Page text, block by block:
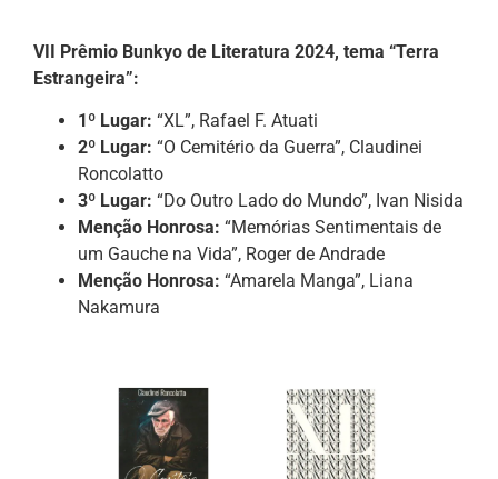
VII Prêmio Bunkyo de Literatura 2024, tema “Terra
Estrangeira”:
1º Lugar: “XL”, Rafael F. Atuati
2º Lugar: “O Cemitério da Guerra”, Claudinei
Roncolatto
3º Lugar: “Do Outro Lado do Mundo”, Ivan Nisida
Menção Honrosa: “Memórias Sentimentais de
um Gauche na Vida”, Roger de Andrade
Menção Honrosa: “Amarela Manga”, Liana
Nakamura